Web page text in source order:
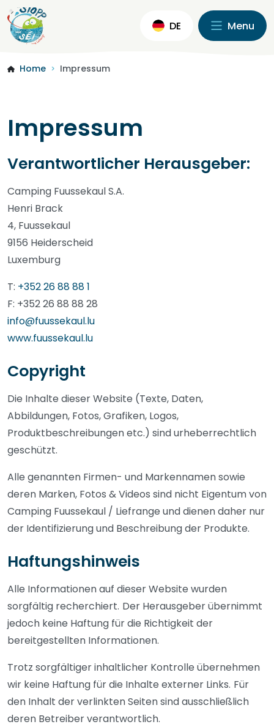
DE Menu
Home > Impressum
Impressum
Verantwortlicher Herausgeber:
Camping Fuussekaul S.A.
Henri Brack
4, Fuussekaul
9156 Heiderscheid
Luxemburg
T: +352 26 88 88 1
F: +352 26 88 88 28
info@fuussekaul.lu
www.fuussekaul.lu
Copyright
Die Inhalte dieser Website (Texte, Daten,
Abbildungen, Fotos, Grafiken, Logos,
Produktbeschreibungen etc.) sind urheberrechtlich
geschützt.
Alle genannten Firmen- und Markennamen sowie
deren Marken, Fotos & Videos sind nicht Eigentum von
Camping Fuussekaul / Liefrange und dienen daher nur
der Identifizierung und Beschreibung der Produkte.
Haftungshinweis
Alle Informationen auf dieser Website wurden
sorgfältig recherchiert. Der Herausgeber übernimmt
jedoch keine Haftung für die Richtigkeit der
bereitgestellten Informationen.
Trotz sorgfältiger inhaltlicher Kontrolle übernehmen
wir keine Haftung für die Inhalte externer Links. Für
den Inhalt der verlinkten Seiten sind ausschließlich
deren Betreiber verantwortlich.